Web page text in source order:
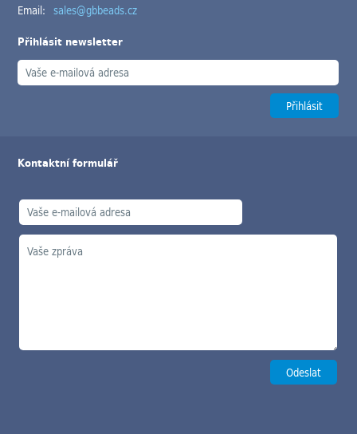
Email: sales@gbbeads.cz
Přihlásit newsletter
Kontaktní formulář